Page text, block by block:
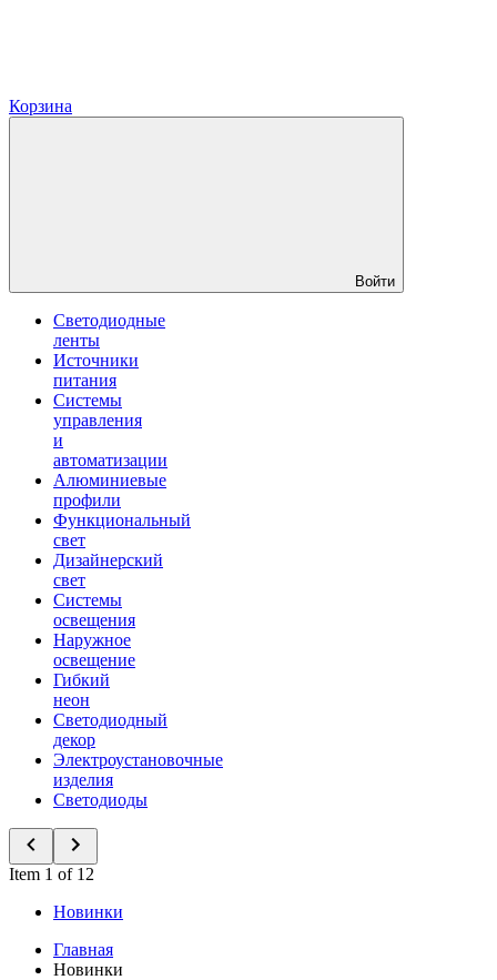
Корзина
Войти
Светодиодные
ленты
Источники
питания
Системы
управления
и
автоматизации
Алюминиевые
профили
Функциональный
свет
Дизайнерский
свет
Системы
освещения
Наружное
освещение
Гибкий
неон
Светодиодный
декор
Электроустановочные
изделия
Светодиоды
Item 1 of 12
Новинки
Главная
Новинки